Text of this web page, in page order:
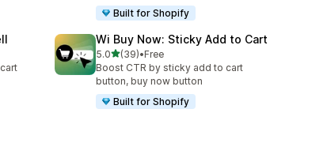
Built for Shopify
Wi Buy Now: Sticky Add to Cart
5.0별 5개 중
(39)
총 리뷰 39개
•Free
Boost CTR by sticky add to cart
button, buy now button
Built for Shopify